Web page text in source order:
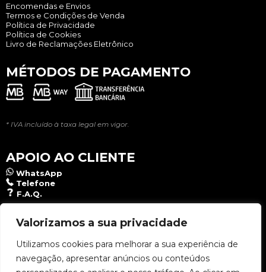
Valorizamos a sua privacidade
Utilizamos cookies para melhorar a sua experiência de
navegação, apresentar anúncios ou conteúdos
Encomendas e Envios
Termos e Condições de Venda
Política de Privacidade
Política de Cookies
Livro de Reclamações Eletrônico
MÉTODOS DE PAGAMENTO
* IVA incluído à taxa legal em vigor.
APOIO AO CLIENTE
WhatsApp
Telefone
F.A.Q.
NEWSLETTER